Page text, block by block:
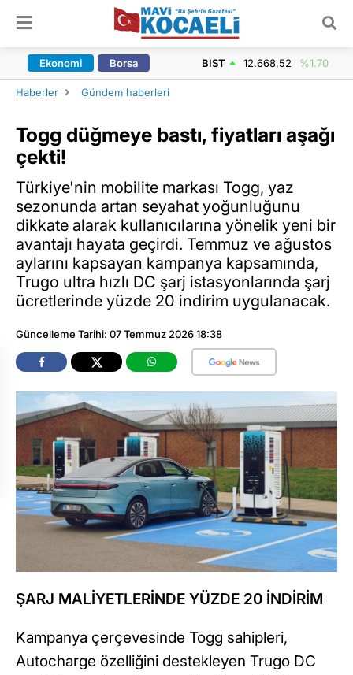
Ekonomi Borsa BIST 12.668,52 %1.70
Haberler Gündem haberleri
Togg düğmeye bastı, fiyatları aşağı
çekti!
Türkiye'nin mobilite markası Togg, yaz
sezonunda artan seyahat yoğunluğunu
dikkate alarak kullanıcılarına yönelik yeni bir
avantajı hayata geçirdi. Temmuz ve ağustos
aylarını kapsayan kampanya kapsamında,
Trugo ultra hızlı DC şarj istasyonlarında şarj
ücretlerinde yüzde 20 indirim uygulanacak.
Güncelleme Tarihi: 07 Temmuz 2026 18:38
ŞARJ MALİYETLERİNDE YÜZDE 20 İNDİRİM
Kampanya çerçevesinde Togg sahipleri,
Autocharge özelliğini destekleyen Trugo DC